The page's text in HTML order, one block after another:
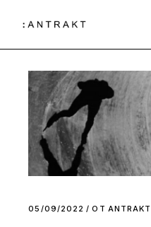
05/09/2022 ОТ АNTRAKT